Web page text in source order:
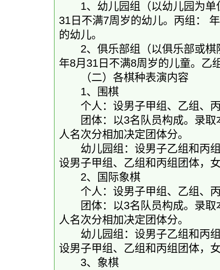
1、幼儿园组（以幼儿园为单
31日不满7周岁的幼儿。丙组：
的幼儿。
2、俱乐部组（以俱乐部或棋
年8月31日不满8周岁的儿童。乙
（二）各棋种表演内容
1、围棋
个人：设男子甲组、乙组、丙
团体：以3名队员构成。录取
人名次分相加决定团体分。
幼儿园组：设男子乙组和丙组
设男子甲组、乙组和丙组团体，
2、国际象棋
个人：设男子甲组、乙组、丙
团体：以3名队员构成。录取
人名次分相加决定团体分。
幼儿园组：设男子乙组和丙组
设男子甲组、乙组和丙组团体，
3、象棋